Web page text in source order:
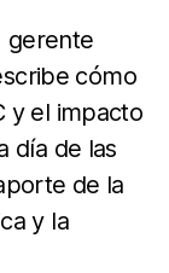
gerente
cómo
y el impacto
día de las
de la
y la